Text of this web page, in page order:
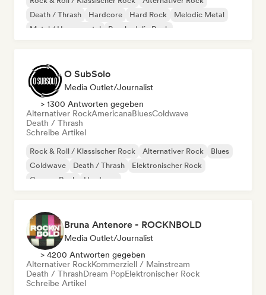
Death / Thrash
Hardcore Hard Rock
Melodic Metal
Metal / Heavy metal
Psychedelic Rock
O SubSolo
Media Outlet/Journalist
> 1300 Antworten gegeben
Alternativer RockAmericanaBluesColdwave
Death / Thrash
Schreibe Artikel
Rock & Roll / Klassischer Rock Alternativer Rock
Blues
Coldwave
Death / Thrash
Elektronischer Rock
Garage-Rock
Hardcore
Bruna Antenore - ROCKNBOLD
Media Outlet/Journalist
> 4200 Antworten gegeben
Alternativer RockKommerziell / Mainstream
Death / ThrashDream PopElektronischer Rock
Schreibe Artikel